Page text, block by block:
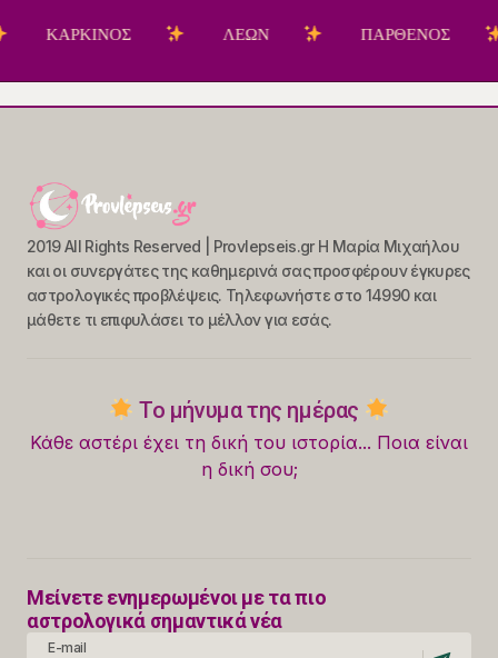
ΛΕΩΝ ΠΑΡΘΕΝΟΣ
2019 All Rights Reserved | Provlepseis.gr Η Μαρία Μιχαήλου
και οι συνεργάτες της καθημερινά σας προσφέρουν έγκυρες
αστρολογικές προβλέψεις. Τηλεφωνήστε στο 14990 και
μάθετε τι επιφυλάσει το μέλλον για εσάς.
Το μήνυμα της ημέρας
Κάθε αστέρι έχει τη δική του ιστορία... Ποια είναι
η δική σου;
Μείνετε ενημερωμένοι με τα πιο
αστρολογικά σημαντικά νέα
E-mail